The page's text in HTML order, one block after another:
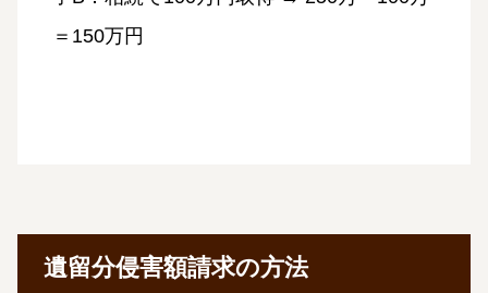
＝150万円
遺留分侵害額請求の方法